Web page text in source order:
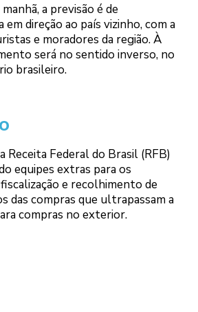
a previsão é de
direção ao país vizinho, com a
e moradores da região. À
será no sentido inverso, no
brasileiro.
Receita Federal do Brasil (RFB)
equipes extras para os
e recolhimento de
das compras que ultrapassam a
compras no exterior.